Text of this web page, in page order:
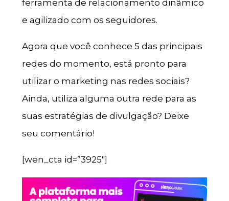
ferramenta de relacionamento dinâmico
e agilizado com os seguidores.
Agora que você conhece 5 das principais
redes do momento, está pronto para
utilizar o marketing nas redes sociais?
Ainda, utiliza alguma outra rede para as
suas estratégias de divulgação? Deixe
seu comentário!
[wen_cta id=”3925″]